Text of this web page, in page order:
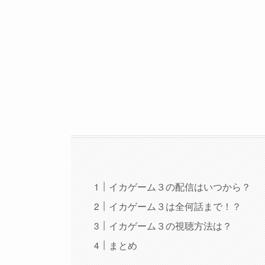
イカゲーム３の配信はいつから？
イカゲーム３は全何話まで！？
イカゲーム３の視聴方法は？
まとめ